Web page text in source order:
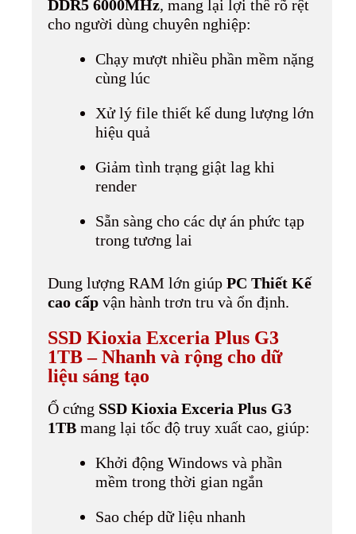
DDR5 6000MHz, mang lại lợi thế rõ rệt
cho người dùng chuyên nghiệp:
Chạy mượt nhiều phần mềm nặng
cùng lúc
Xử lý file thiết kế dung lượng lớn
hiệu quả
Giảm tình trạng giật lag khi
render
Sẵn sàng cho các dự án phức tạp
trong tương lai
Dung lượng RAM lớn giúp PC Thiết Kế
cao cấp vận hành trơn tru và ổn định.
SSD Kioxia Exceria Plus G3
1TB – Nhanh và rộng cho dữ
liệu sáng tạo
Ổ cứng SSD Kioxia Exceria Plus G3
1TB mang lại tốc độ truy xuất cao, giúp:
Khởi động Windows và phần
mềm trong thời gian ngắn
Sao chép dữ liệu nhanh